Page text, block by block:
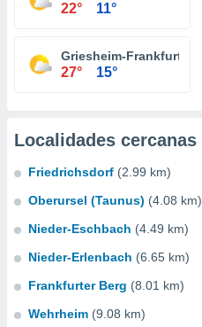
22° 11°
Griesheim-Frankfurt
27° 15°
Localidades cercanas
Friedrichsdorf (2.99 km)
Oberursel (Taunus) (4.08 km)
Nieder-Eschbach (4.49 km)
Nieder-Erlenbach (6.65 km)
Frankfurter Berg (8.01 km)
Wehrheim (9.08 km)